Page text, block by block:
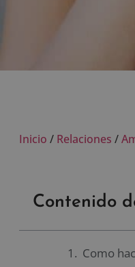
Inicio / Relaciones /
Contenido
Como